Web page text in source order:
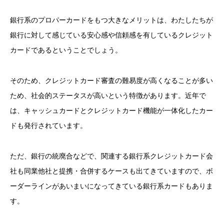
銀行系のプロパーカードをもつ大きなメリットは、わたしたちが
銀行に対して感じている安心感や信頼感を有しているクレジット
カードであるということでしょう。
そのため、クレジットカード審査の難易度が高くなることが多い
ため、社会的ステータスが高いという特徴があります。近年で
は、キャッシュカードとクレジットカード機能が一体化したカー
ドも発行されています。
ただ、銀行の統廃合などで、関連する銀行系クレジットカード会
社も同業他社と提携・合併するケースも出てきていますので、ボ
ーダーラインがあいまいになってきている銀行系カードもありま
す。